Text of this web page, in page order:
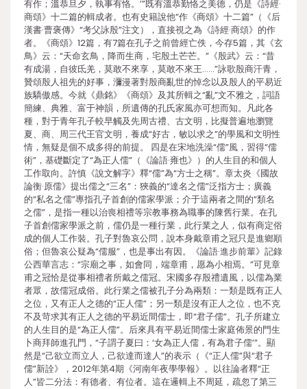
有作；溫恭旦夕，執事有恪。’”既有溫恭勤恪之美德，仍是《詩經·
商頌》十二篇的輯成者。也有史籍說他“作《商頌》十二篇”（《后
漢書·曹褒傳》“考父詠殷”注文），直接視之為《詩經·商頌》的作
者。《商頌》12篇，有7篇在孔子之前曾經亡佚，今存5篇，其《玄
鳥》云：“天命玄鳥，降而生商，宅殷土芒芒。”《殷武》云：“昔
有成湯，自彼氐羌，莫敢不來享，莫敢不來王……”詠歌殷商汗青，
贊頌殷人祖先的好事，瀰漫著對殷商亂世的悼念以及殷人的平易近
族驕傲感。今就《鼎銘》《商頌》及其所輯之“亂”文不雅之，詞語
簡練、典雅、富于神韻，所遺傳的孔氏家風亦可想而知。凡此各
種，對于青年孔子較早觸及先周古禮、古文明，比擬普遍地瀏覽
夏、商、周三代王官文明，養成“好古，敏以求之”的學風和文明性
情，無疑是個不成多得的前提。 四是在宋地洗澡“儒”風，習得“儒
術”，基礎斷定了“為正人儒”（《論語·雍也》）的人生目的和個人
工作取向。許慎《說文解字》釋“儒”為“方士之稱”。章太炎《國故
論衡·原儒》提出儒之“三名”：狹義的“達名之儒”泛指方士；廣義
的“私名之儒”專指孔子首創的儒家學派；介于這兩者之間的“類名
之儒”，是指一種以治喪相禮等宗教事務為職事的陳舊行業。在孔
子首創儒家學派之前，儒仍是一種行業，此行業之人，似有商定俗
成的個人工作裝。孔子對魯哀公問，說本身戴章甫之冠只是進鄉順
俗；但魯哀公疑為“儒服”，也是事出有因。《論語·進步前輩》記錄
公西華言志：“宗廟之事，如會同，端章甫，愿為小相焉。”可見章
甫之冠恰是從事相禮者所戴之儒冠。宋國多存殷禮遺風，以儒為業
者眾，故儒冠成俗。此行業之儒被孔子分為兩類：一類是既有正人
之位，又有正人之德的“正人儒”；另一類是沒有正人之位，也不克
不及苛求其有正人之德的平易近間儒士，即“君子儒”。孔子所建立
的人生目的是“為正人儒”。后來具有平易近間儒士家庭佈景的門生
卜商拜師進孔門，“子謂子夏曰：‘女為正人儒，有為君子儒’”。顯
然是“己欲立而立人，己欲達而達人”的表示（《“正人儒”與“君子
儒”新詮》，2012年第4期《河南年夜學學報》。以往論者釋“正
人”皆二分法：有德者、有位者。這在邏輯上不周延，疏忽了第三